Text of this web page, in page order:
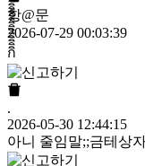
항@문
2026-07-29 00:03:39
กิิิิิิิิิิิิิิิิิิิิิิิิิิิิิิิิิิิิิิิิิิิิิิิิิิิิิิิิิิิิิิิิิิิิิิิิิิิิิิิิิิิิิิิิิิิิิิิิิิิิิิิิิิิิิิิิิิิิิิ
.
2026-05-30 12:44:15
아니 줄임말;;금테상